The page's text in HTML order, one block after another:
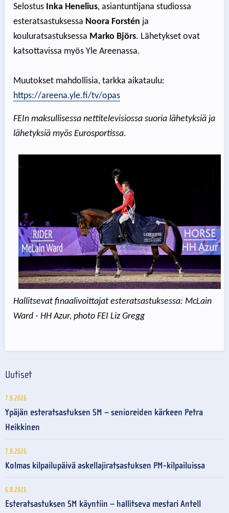
Selostus Inka Henelius, asiantuntijana studiossa
esteratsastuksessa Noora Forstén ja
kouluratsastuksessa Marko Björs. Lähetykset ovat
katsottavissa myös Yle Areenassa.
Muutokset mahdollisia, tarkka aikataulu:
https://areena.yle.fi/tv/opas
FEIn maksullisessa nettitelevisiossa suoria lähetyksiä ja
lähetyksiä myös Eurosportissa.
Hallitsevat finaalivoittajat esteratsastuksessa: McLain
Ward - HH Azur, photo FEI Liz Gregg
Uutiset
7.8.2026
Ypäjän esteratsastuksen SM – senioreiden kärkeen Petra
Heikkinen
7.8.2026
Kolmas kilpailupäivä askellajiratsastuksen PM-kilpailuissa
6.8.2026
Esteratsastuksen SM käyntiin – hallitseva mestari Antell